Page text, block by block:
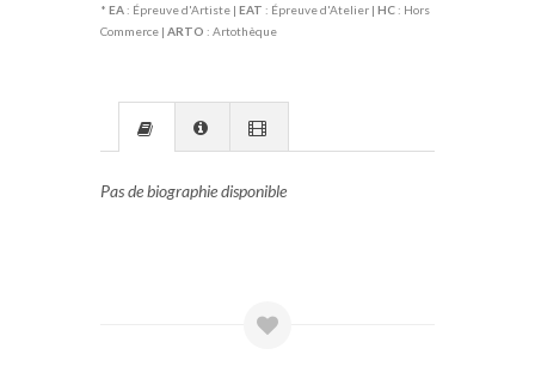
* EA : Épreuve d'Artiste | EAT : Épreuve d'Atelier | HC : Hors
Commerce | ARTO : Artothèque
Pas de biographie disponible